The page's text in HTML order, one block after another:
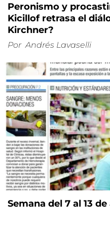
Peronismo y
Kicillof retrasa el
Kirchner?
Por Andrés Lavaselli
Semana del 7 al 13